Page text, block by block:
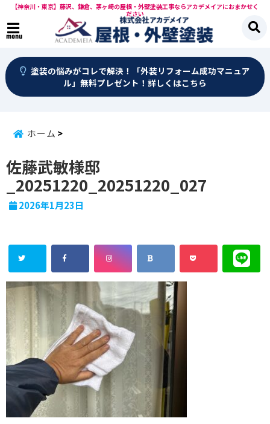
【神奈川・東京】藤沢、鎌倉、茅ヶ崎の屋根・外壁塗装工事ならアカデメイアにおまかせく
ださい
menu
塗装の悩みがコレで解決！「外装リフォーム成功マニュア
ル」無料プレゼント！詳しくはこちら
ホーム
佐藤武敏様邸
_20251220_20251220_027
2026年1月23日